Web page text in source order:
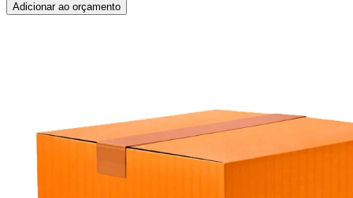
Adicionar ao orçamento